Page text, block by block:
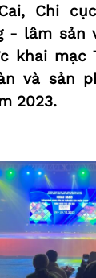
Chi
- lâm sản
khai mạc
và sản
2023.